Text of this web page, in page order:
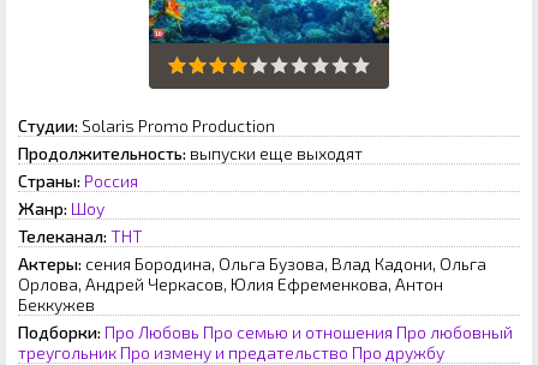
Студии: Solaris Promo Production
Продолжительность: выпуски еще выходят
Страны: Россия
Жанр: Шоу
Телеканал: ТНТ
Актеры: сения Бородина, Ольга Бузова, Влад Кадони, Ольга
Орлова, Андрей Черкасов, Юлия Ефременкова, Антон
Беккужев
Подборки: Про Любовь Про семью и отношения Про любовный
треугольник Про измену и предательство Про дружбу